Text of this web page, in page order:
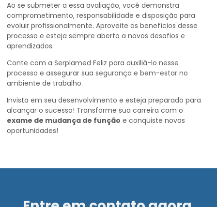
Ao se submeter a essa avaliação, você demonstra
comprometimento, responsabilidade e disposição para
evoluir profissionalmente. Aproveite os benefícios desse
processo e esteja sempre aberto a novos desafios e
aprendizados.
Conte com a Serplamed Feliz para auxiliá-lo nesse
processo e assegurar sua segurança e bem-estar no
ambiente de trabalho.
Invista em seu desenvolvimento e esteja preparado para
alcançar o sucesso! Transforme sua carreira com o
exame de mudança de função e conquiste novas
oportunidades!